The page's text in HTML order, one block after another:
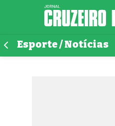
Esporte / Notícias